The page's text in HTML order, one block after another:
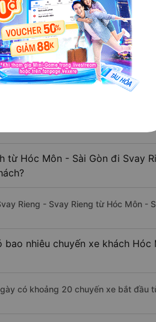
xe khai thác tuyến đường.
- Sài Gòn đi Svay Rieng - Svay
bằng xe khách từ Hóc Môn - Sài
lợi.
từ Hóc Môn - Sài Gòn đi Svay
Rieng - Svay Rieng từ Hóc Môn -
bao nhiêu chuyến xe khách
có khoảng 20 chuyến xe bắt đầu